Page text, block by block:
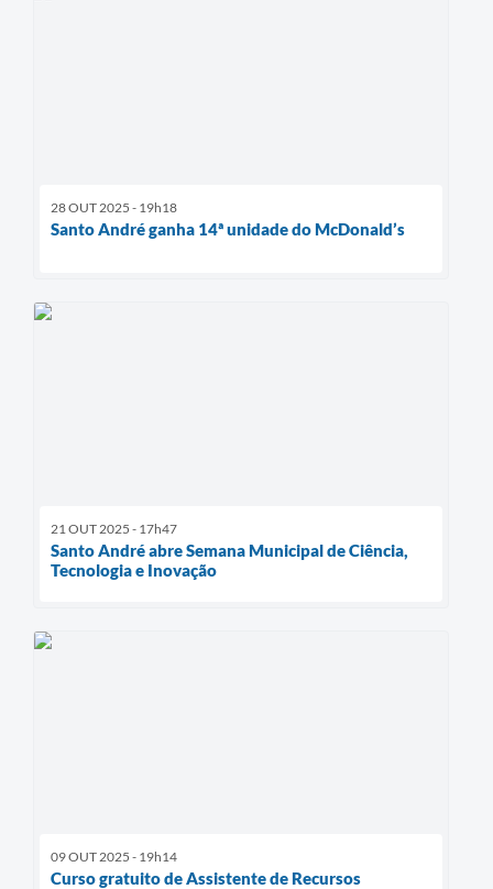
28 OUT 2025 - 19h18
Santo André ganha 14ª unidade do McDonald’s
21 OUT 2025 - 17h47
Santo André abre Semana Municipal de Ciência,
Tecnologia e Inovação
09 OUT 2025 - 19h14
Curso gratuito de Assistente de Recursos